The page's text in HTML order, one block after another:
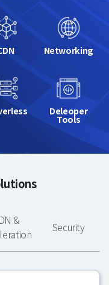
Networking
Deleoper
Tools
&
Security